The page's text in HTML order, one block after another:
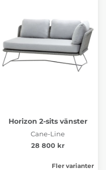
Horizon 2-sits vänster
Cane-Line
28 800 kr
Fler varianter